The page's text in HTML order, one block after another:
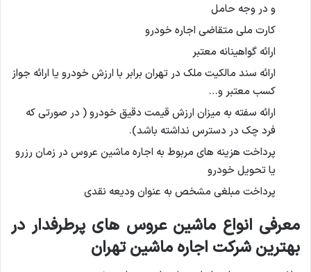
و در وجه حامل
کارت ملی متقاضی اجاره خودرو
ارائه گواهینانه معتبر
ارائه سند مالکیت ملک در تهران برابر با ارزش خودرو یا ارائه جواز
کسب معتبر و…
ارائه سفته به میزان ارزش قیمت دقیق خودرو ( در صورتی که
فرد چک در دسترس نداشته باشد).
پرداخت هزینه های مربوط به اجاره ماشین عروس در زمان رزرو
یا تحویل خودرو
پرداخت مبلغی مشخص به عنوان ودیعه نقدی
معرفی انواع ماشین عروس های پرطرفدار در
بهترین شرکت اجاره ماشین تهران